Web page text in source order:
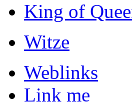
King of
Witze
Weblinks
Link me